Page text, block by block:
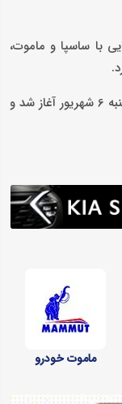
با ساسپا و ماموت،
نمایشگاه حمل و نقل و لجستیک تهران از پنج‌شنبه 6 شهریور آغاز شد و
ماموت خودرو